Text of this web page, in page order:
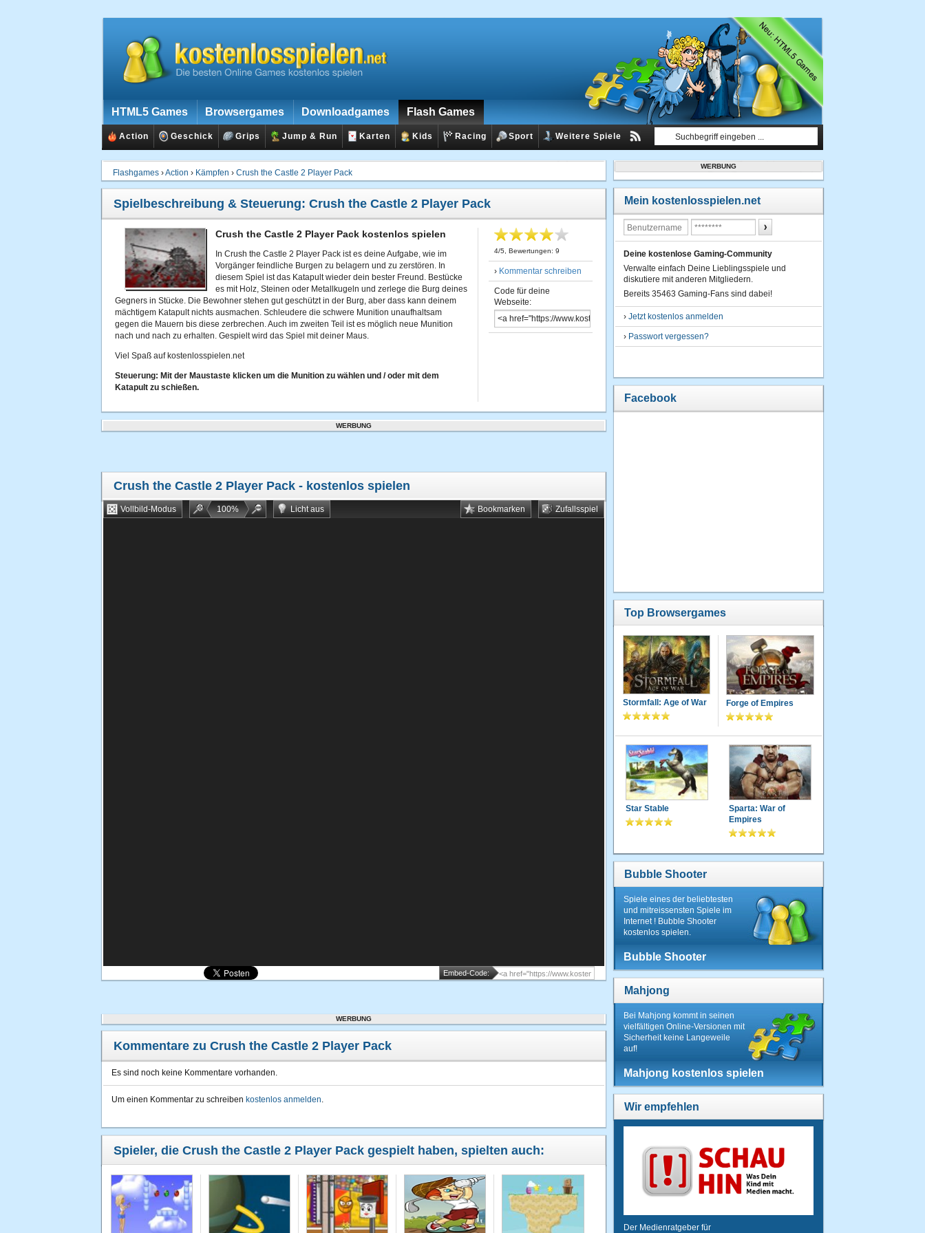
HTML5 Games Browsergames Downloadgames Flash Games
Action Geschick Grips Jump & Run Karten Kids Racing Sport Weitere Spiele
Flashgames ›Action › Kämpfen › Crush the Castle 2 Player Pack
Spielbeschreibung & Steuerung: Crush the Castle 2 Player Pack
Crush the Castle 2 Player Pack kostenlos spielen
In Crush the Castle 2 Player Pack ist es deine Aufgabe, wie im
Vorgänger feindliche Burgen zu belagern und zu zerstören. In
diesem Spiel ist das Katapult wieder dein bester Freund. Bestücke
es mit Holz, Steinen oder Metallkugeln und zerlege die Burg deines
Gegners in Stücke. Die Bewohner stehen gut geschützt in der Burg, aber dass kann deinem
mächtigem Katapult nichts ausmachen. Schleudere die schwere Munition unaufhaltsam
gegen die Mauern bis diese zerbrechen. Auch im zweiten Teil ist es möglich neue Munition
nach und nach zu erhalten. Gespielt wird das Spiel mit deiner Maus.
Viel Spaß auf kostenlosspielen.net
Steuerung: Mit der Maustaste klicken um die Munition zu wählen und / oder mit dem
Katapult zu schießen.
4/5 , Bewertungen: 9
› Kommentar schreiben
Code für deine
Webseite:
WERBUNG
Crush the Castle 2 Player Pack - kostenlos spielen
Vollbild-Modus 100% Licht aus Zufallsspiel
Bookmarken
Embed-Code:
WERBUNG
Kommentare zu Crush the Castle 2 Player Pack
Es sind noch keine Kommentare vorhanden.
Um einen Kommentar zu schreiben kostenlos anmelden.
Spieler, die Crush the Castle 2 Player Pack gespielt haben, spielten auch:
WERBUNG
Mein kostenlosspielen.net
Deine kostenlose Gaming-Community
Verwalte einfach Deine Lieblingsspiele und
diskutiere mit anderen Mitgliedern.
Bereits 35463 Gaming-Fans sind dabei!
› Jetzt kostenlos anmelden
› Passwort vergessen?
Facebook
Top Browsergames
Stormfall: Age of War Forge of Empires
Star Stable
Sparta: War of
Empires
Bubble Shooter
Spiele eines der beliebtesten
und mitreissensten Spiele im
Internet ! Bubble Shooter
kostenlos spielen.
Bubble Shooter
Mahjong
Bei Mahjong kommt in seinen
vielfältigen Online-Versionen mit
Sicherheit keine Langeweile
auf!
Mahjong kostenlos spielen
Wir empfehlen
Der Medienratgeber für